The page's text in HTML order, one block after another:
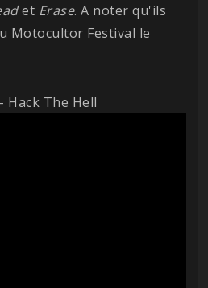
et Erase. A noter qu'ils
Motocultor Festival le
Hack The Hell